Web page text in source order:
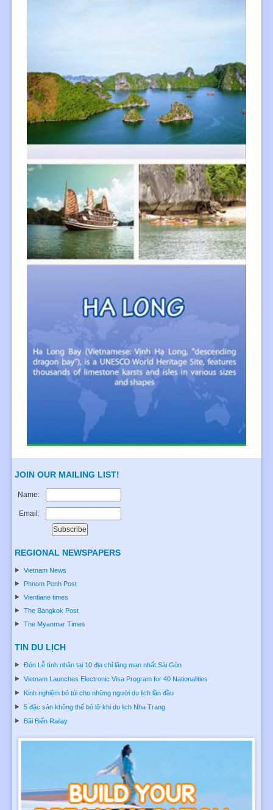
JOIN OUR MAILING LIST!
Name:
Email:
REGIONAL NEWSPAPERS
Vietnam News
Phnom Penh Post
Vientiane times
The Bangkok Post
The Myanmar Times
TIN DU LỊCH
Đón Lễ tình nhân tại 10 địa chỉ lãng mạn nhất Sài Gòn
Vietnam Launches Electronic Visa Program for 40 Nationalities
Kinh nghiệm bỏ túi cho những người du lịch lần đầu
5 đặc sản không thể bỏ lỡ khi du lịch Nha Trang
Bãi Biển Railay